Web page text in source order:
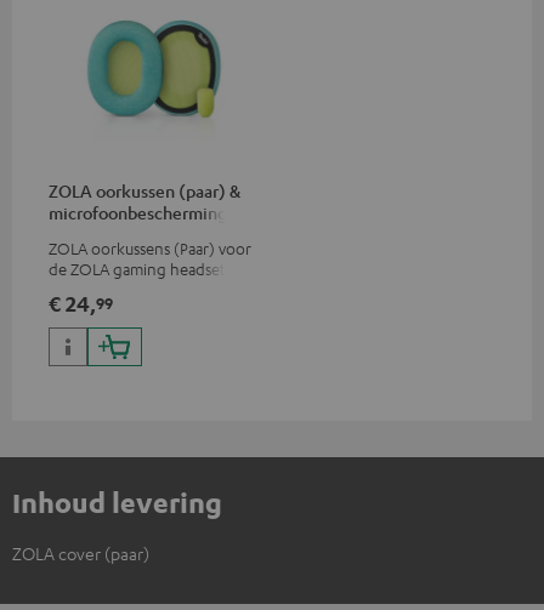
ZOLA oorkussen (paar) &
microfoonbescherming
ZOLA oorkussens (Paar) voor
de ZOLA gaming headset
€ 24,99
Inhoud levering
ZOLA cover (paar)